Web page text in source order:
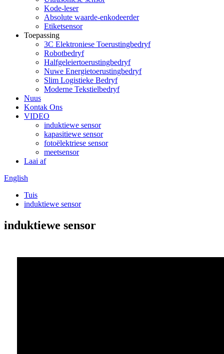
Kode-leser
Absolute waarde-enkodeerder
Etiketsensor
Toepassing
3C Elektroniese Toerustingbedryf
Robotbedryf
Halfgeleiertoerustingbedryf
Nuwe Energietoerustingbedryf
Slim Logistieke Bedryf
Moderne Tekstielbedryf
Nuus
Kontak Ons
VIDEO
induktiewe sensor
kapasitiewe sensor
fotoëlektriese sensor
meetsensor
Laai af
English
Tuis
induktiewe sensor
induktiewe sensor